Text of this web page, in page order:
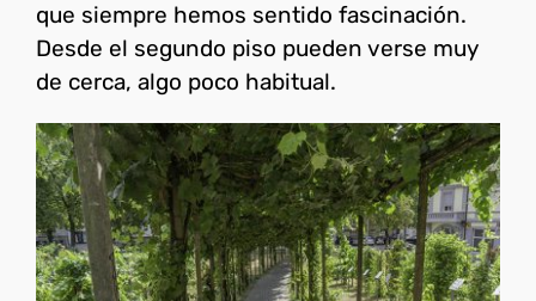
que siempre hemos sentido fascinación.
Desde el segundo piso pueden verse muy
de cerca, algo poco habitual.